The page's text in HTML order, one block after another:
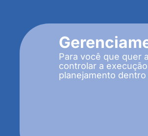
Para você que quer
controlar a
planejamento